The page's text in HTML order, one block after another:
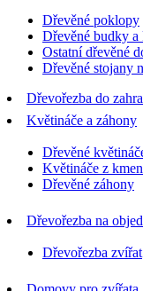
Dřevěné poklopy
Dřevěné budky
Ostatní dřevěné
Dřevěné stojany
Dřevořezba do
Květináče a záhony
Dřevěné
Květináče z
Dřevěné záhony
Dřevořezba na
Dřevořezba zvířat